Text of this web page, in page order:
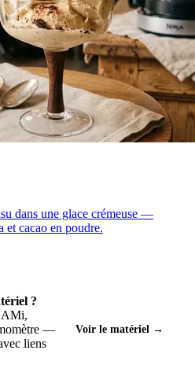
dans une glace crémeuse —
et cacao en poudre.
?
—
liens
Voir le matériel →